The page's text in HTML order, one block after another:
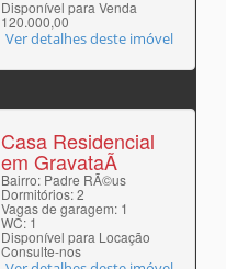
Disponível para Venda
120.000,00
Ver detalhes deste imóvel
Casa Residencial
em GravataÃ­
Bairro: Padre RÃ©us
Dormitórios: 2
Vagas de garagem: 1
WC: 1
Disponível para Locação
Consulte-nos